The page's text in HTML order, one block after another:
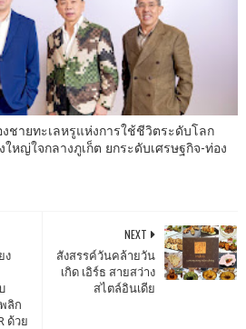
ชายทะเลหรูแห่งการใช้ชีวิตระดับโลก
หญ่ใจกลางภูเก็ต ยกระดับเศรษฐกิจ-ท่อง
NEXT
สังสรรค์วันคล้ายวัน
เกิด เอิร์ธ สายสว่าง
สไตล์อินเดีย
ง
ลิก
ด้วย